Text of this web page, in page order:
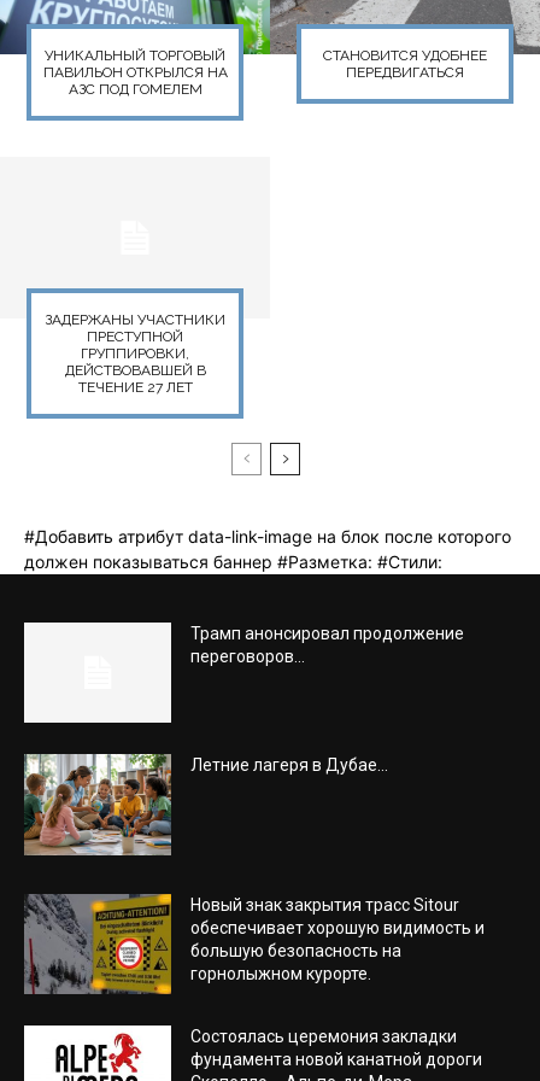
Трамп анонсировал продолжение
переговоров...
Летние лагеря в Дубае...
Новый знак закрытия трасс Sitour
обеспечивает хорошую видимость и
большую безопасность на
горнолыжном курорте.
Состоялась церемония закладки
фундамента новой канатной дороги